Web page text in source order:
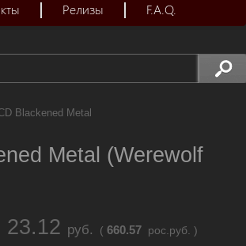
Релизы F.A.Q.
Blackened Metal
Metal (Werewolf
23.12 руб. ( 660.57 рос.руб. )